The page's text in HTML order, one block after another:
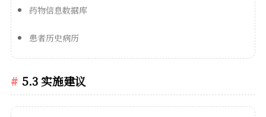
药物信息数据库
患者历史病历
5.3 实施建议